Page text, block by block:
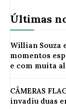
Últimas
Willian Souza
momentos
e com muita
CÂMERAS
invadiu duas